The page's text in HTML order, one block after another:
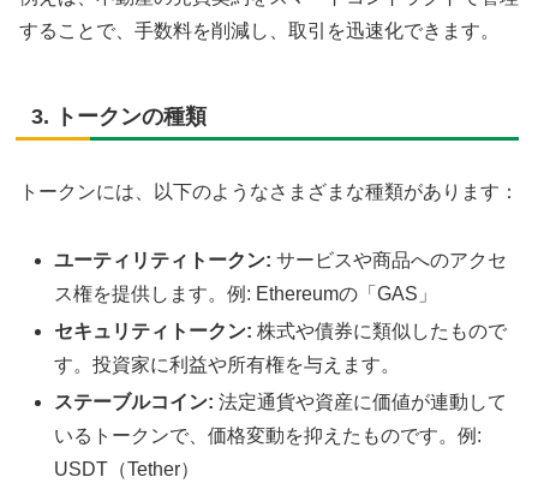
することで、手数料を削減し、取引を迅速化できます。
3. トークンの種類
トークンには、以下のようなさまざまな種類があります：
ユーティリティトークン: サービスや商品へのアクセ
ス権を提供します。例: Ethereumの「GAS」
セキュリティトークン: 株式や債券に類似したもので
す。投資家に利益や所有権を与えます。
ステーブルコイン: 法定通貨や資産に価値が連動して
いるトークンで、価格変動を抑えたものです。例:
USDT（Tether）